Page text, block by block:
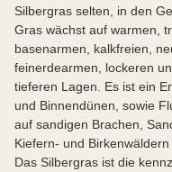
Silbergras selten, in den
Gras wächst auf warmen,
basenarmen, kalkfreien,
feinerdearmen, lockeren
tieferen Lagen. Es ist ein
und Binnendünen, sowie
auf sandigen Brachen,
Kiefern- und
Das Silbergras ist die